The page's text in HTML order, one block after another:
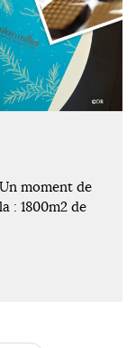
moment de
: 1800m2 de